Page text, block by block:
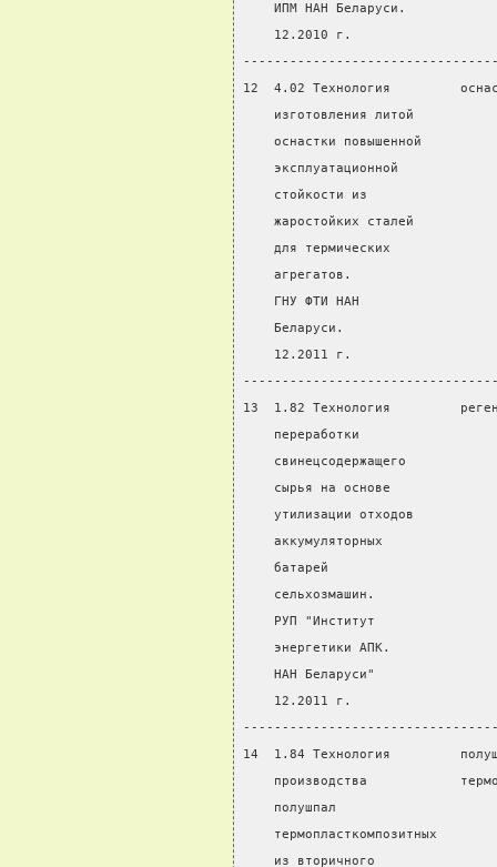
    ИПМ НАН Беларуси.
    12.2010 г.
12  4.02 Технология
изготовления литой
    оснастки повышенной
    эксплуатационной
    стойкости из
    жаростойких сталей
    для термических
    агрегатов.
    ГНУ ФТИ НАН
    Беларуси.
    12.2011 г.
13  1.82 Технология
переработки
    свинецсодержащего
    сырья на основе
    утилизации отходов
    аккумуляторных
    батарей
    сельхозмашин.
    РУП "Институт
    энергетики АПК.
    НАН Беларуси"
    12.2011 г.
14  1.84 Технология
производства
    полушпал
    термопласткомпозитных
    из вторичного